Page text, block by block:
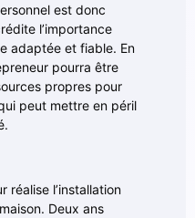
est donc
l’importance
adaptée et fiable. En
pourra être
propres pour
peut mettre en péril
réalise l’installation
Deux ans